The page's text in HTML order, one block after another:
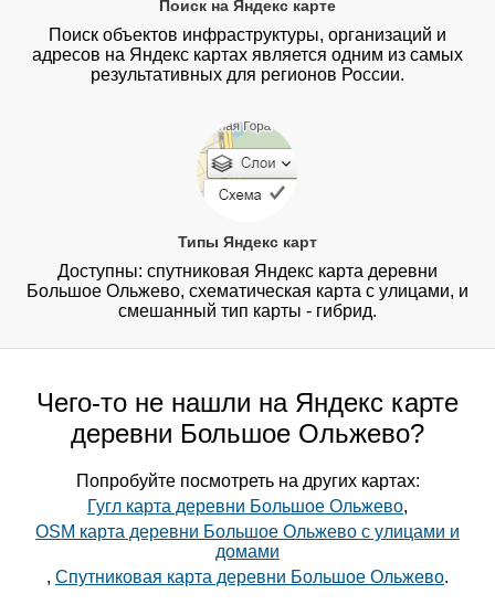
Поиск на Яндекс карте
Поиск объектов инфраструктуры, организаций и
адресов на Яндекс картах является одним из самых
результативных для регионов России.
Типы Яндекс карт
Доступны: спутниковая Яндекс карта деревни
Большое Ольжево, схематическая карта с улицами, и
смешанный тип карты - гибрид.
Чего-то не нашли на Яндекс карте
деревни Большое Ольжево?
Попробуйте посмотреть на других картах:
Гугл карта деревни Большое Ольжево,
OSM карта деревни Большое Ольжево с улицами и
домами
, Спутниковая карта деревни Большое Ольжево.